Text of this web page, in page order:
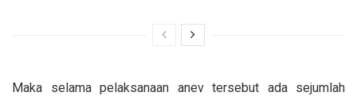
Maka selama pelaksanaan anev tersebut ada sejumlah